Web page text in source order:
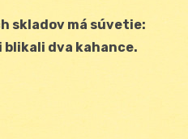
skladov má súvetie:
blikali dva kahance.